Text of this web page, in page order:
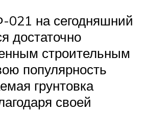
021 на сегодняшний
достаточно
строительным
популярность
грунтовка
своей